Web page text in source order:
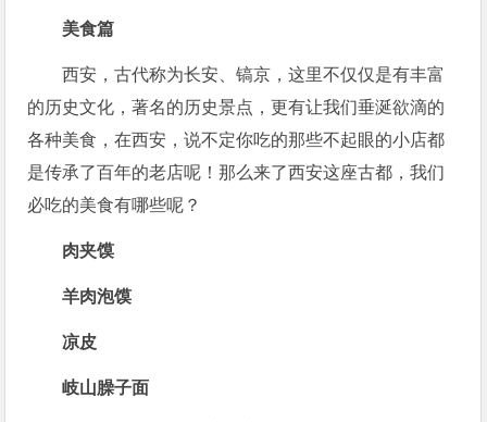
美食篇
西安，古代称为长安、镐京，这里不仅仅是有丰富
的历史文化，著名的历史景点，更有让我们垂涎欲滴的
各种美食，在西安，说不定你吃的那些不起眼的小店都
是传承了百年的老店呢！那么来了西安这座古都，我们
必吃的美食有哪些呢？
肉夹馍
羊肉泡馍
凉皮
岐山臊子面